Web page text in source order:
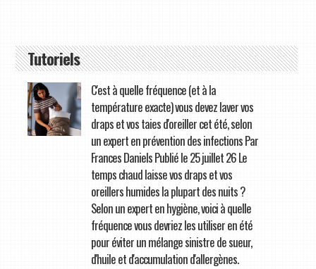
Tutoriels
C'est à quelle fréquence (et à la
température exacte) vous devez laver vos
draps et vos taies d'oreiller cet été, selon
un expert en prévention des infections Par
Frances Daniels Publié le 25 juillet 26 Le
temps chaud laisse vos draps et vos
oreillers humides la plupart des nuits ?
Selon un expert en hygiène, voici à quelle
fréquence vous devriez les utiliser en été
pour éviter un mélange sinistre de sueur,
d'huile et d'accumulation d'allergènes.